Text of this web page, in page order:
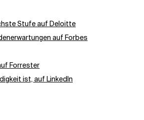
Stufe auf Deloitte
auf Forbes
Forrester
ist, auf LinkedIn